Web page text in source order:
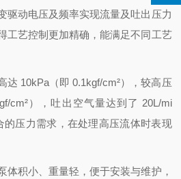
驱动电压及频率实现流量及吐出压力
工艺控制更加精确，能满足不同工艺
达 10kPa（即 0.1kgf/cm²），较高压
cm²），吐出空气量达到了 20L/mi
的压力需求，在处理高压流体时表现
体积小、重量轻，便于安装与维护，